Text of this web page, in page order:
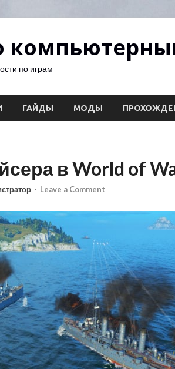
по играм
ГАЙДЫ МОДЫ
в World of
- Leave a Comment